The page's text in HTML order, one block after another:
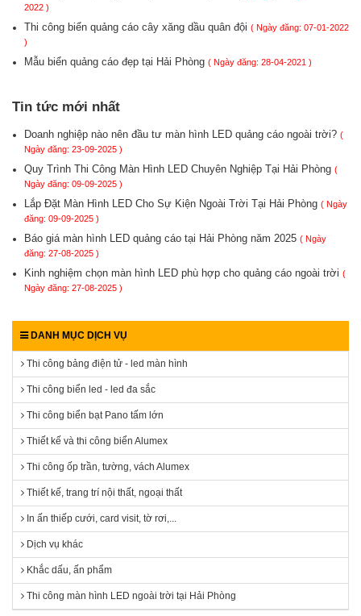
2022 )
Thi công biển quảng cáo cây xăng dầu quân đội ( Ngày đăng: 07-01-2022
)
Mẫu biển quảng cáo đẹp tại Hải Phòng ( Ngày đăng: 28-04-2021 )
Tin tức mới nhất
Doanh nghiệp nào nên đầu tư màn hình LED quảng cáo ngoài trời? (
Ngày đăng: 23-09-2025 )
Quy Trình Thi Công Màn Hình LED Chuyên Nghiệp Tại Hải Phòng (
Ngày đăng: 09-09-2025 )
Lắp Đặt Màn Hình LED Cho Sự Kiện Ngoài Trời Tại Hải Phòng ( Ngày
đăng: 09-09-2025 )
Báo giá màn hình LED quảng cáo tại Hải Phòng năm 2025 ( Ngày
đăng: 27-08-2025 )
Kinh nghiệm chọn màn hình LED phù hợp cho quảng cáo ngoài trời (
Ngày đăng: 27-08-2025 )
DANH MỤC DỊCH VỤ
Thi công bảng điện tử - led màn hình
Thi công biển led - led đa sắc
Thi công biển bạt Pano tấm lớn
Thiết kế và thi công biển Alumex
Thi công ốp trần, tường, vách Alumex
Thiết kế, trang trí nội thất, ngoại thất
In ấn thiếp cưới, card visit, tờ rơi,...
Dịch vụ khác
Khắc dấu, ấn phẩm
Thi công màn hình LED ngoài trời tại Hải Phòng